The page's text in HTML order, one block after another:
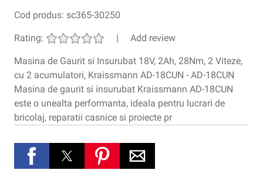
Cod produs: sc365-30250
Rating: | Add review
Masina de Gaurit si Insurubat 18V, 2Ah, 28Nm, 2 Viteze,
cu 2 acumulatori, Kraissmann AD-18CUN - AD-18CUN
Masina de gaurit si insurubat Kraissmann AD-18CUN
este o unealta performanta, ideala pentru lucrari de
bricolaj, reparatii casnice si proiecte pr